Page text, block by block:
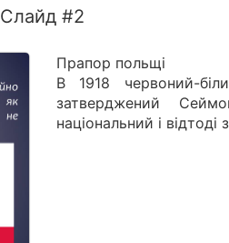
Слайд #2
Прапор польщі
В 1918 червоний-
затверджений
національний і відтоді